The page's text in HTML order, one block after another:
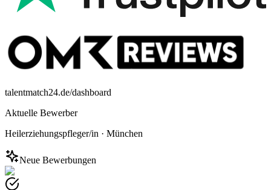
talentmatch24.de/dashboard
Aktuelle Bewerber
Heilerziehungspfleger/in · München
Neue Bewerbungen